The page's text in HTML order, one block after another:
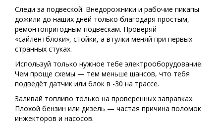
Следи за подвеской. Внедорожники и рабочие пикапы
дожили до наших дней только благодаря простым,
ремонтопригодным подвескам. Проверяй
«сайлентблоки», стойки, а втулки меняй при первых
странных стуках.
Используй только нужное тебе электрооборудование.
Чем проще схемы — тем меньше шансов, что тебя
подведёт датчик или блок в -30 на трассе.
Заливай топливо только на проверенных заправках.
Плохой бензин или дизель — частая причина поломок
инжекторов и насосов.